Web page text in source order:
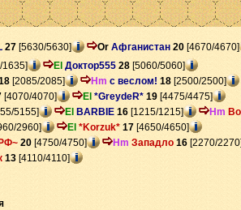
27 [5630/5630] Or Афганистан 20 [4670/4670]
1635] El Доктор555 28 [5060/5060]
[2085/2085] Hm с веслом! 18 [2500/2500]
[4070/4070] El *GreydeR* 19 [4475/4475]
5155] El BARBIE 16 [1215/1215] Hm
2960] El *Korzuk* 17 [4650/4650]
20 [4750/4750] Hm Западло 16 [2270/
13 [4110/4110]